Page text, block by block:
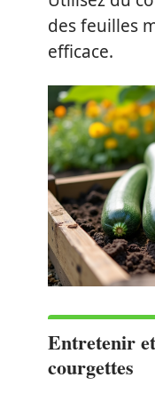
des feuilles
efficace.
Entretenir
courgettes